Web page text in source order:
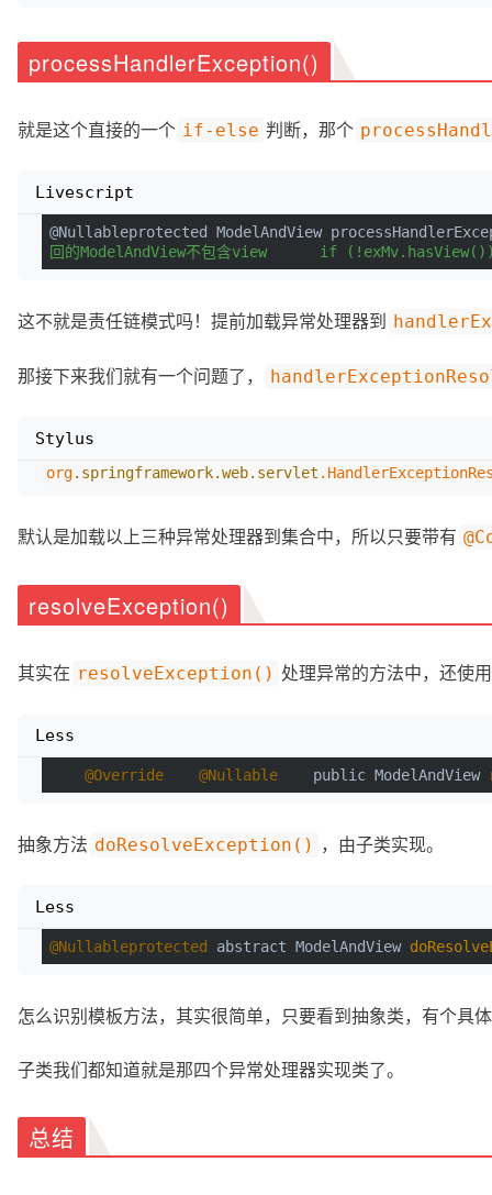
processHandlerException()
就是这个直接的一个 if-else 判断，那个
@Nullableprotected ModelAndView
回的ModelAndView不包含view      if
Livescript
这不就是责任链模式吗！提前加载异常处理器到
那接下来我们就有一个问题了，
org.springframework.web.servlet
Stylus
默认是加载以上三种异常处理器到集合中，所以只要带有
resolveException()
其实在 resolveException() 处理异常的方法中，还使
@Override @Nullable public ModelAndView
Less
抽象方法 doResolveException() ，由子类实现。
@Nullableprotected abstract ModelAndView
Less
怎么识别模板方法，其实很简单，只要看到抽象类，有个具
子类我们都知道就是那四个异常处理器实现类了。
总结